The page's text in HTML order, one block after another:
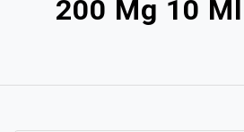
200 Mg 10